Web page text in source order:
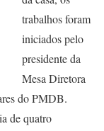
trabalhos foram
iniciados pelo
presidente da
Mesa Diretora
do PMDB.
de quatro